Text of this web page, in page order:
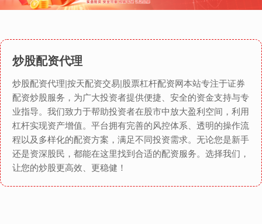
炒股配资代理
炒股配资代理|按天配资交易|股票杠杆配资网本站专注于证券
配资炒股服务，为广大投资者提供便捷、安全的资金支持与专
业指导。我们致力于帮助投资者在股市中放大盈利空间，利用
杠杆实现资产增值。平台拥有完善的风控体系、透明的操作流
程以及多样化的配资方案，满足不同投资需求。无论您是新手
还是资深股民，都能在这里找到合适的配资服务。选择我们，
让您的炒股更高效、更稳健！